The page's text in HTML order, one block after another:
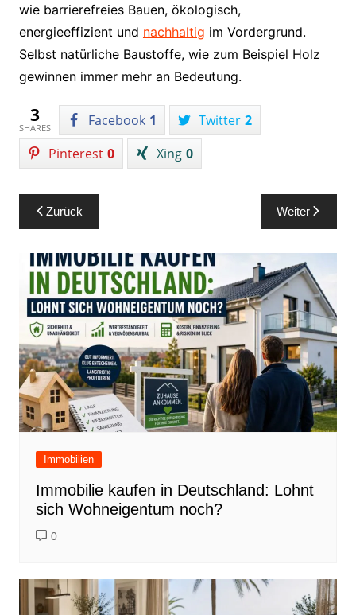
wie barrierefreies Bauen, ökologisch,
energieeffizient und nachhaltig im Vordergrund.
Selbst natürliche Baustoffe, wie zum Beispiel Holz
gewinnen immer mehr an Bedeutung.
3
SHARES Facebook 1 Twitter 2
Pinterest 0 Xing 0
Beitragsnavigation
Zurück Weiter
Immobilien
Immobilie kaufen in Deutschland: Lohnt
sich Wohneigentum noch?
0